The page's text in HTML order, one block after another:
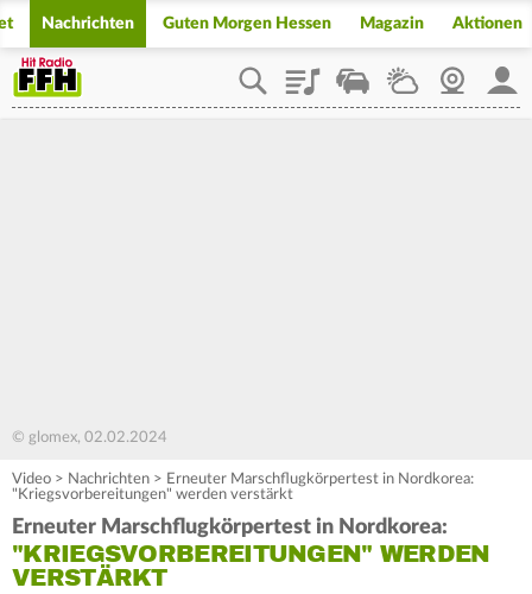
Nachrichten Guten Morgen Hessen Magazin Aktionen
PlaylistStaupilotWetterWebcam
© glomex, 02.02.2024
Video > Nachrichten > Erneuter Marschflugkörpertest in Nordkorea:
"Kriegsvorbereitungen" werden verstärkt
Erneuter Marschflugkörpertest in Nordkorea:
"KRIEGSVORBEREITUNGEN" WERDEN
VERSTÄRKT